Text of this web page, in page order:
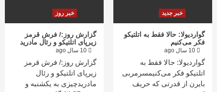
خبر روز
گزارش روز:/ فرش قرمز
زیرپای اتلتیکو و رئال مادرید
گزارش روز:/ فرش قرمز
زیرپای اتلتیکو و رئال
مادریدچیزی به یکشنبه و
خبر جدید
گواردیولا: حالا فقط به اتلتیکو
فکر می‌کنیم
گواردیولا: حالا فقط به
اتلتیکو فکر می‌کنیمسرمربی
بایرن از قدرتی که حریف